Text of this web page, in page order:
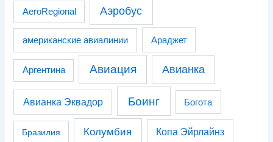
AeroRegional Аэробус
американские авиалинии Араджет
Аргентина Авиация Авианка
Авианка Эквадор Боинг Богота
Бразилия Колумбия Копа Эйрлайнз